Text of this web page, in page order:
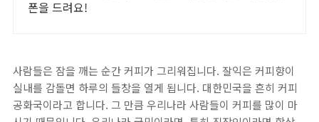
폰을 드려요!
사람들은 잠을 깨는 순간 커피가 그리워집니다. 잘익은 커피향이
실내를 감돌면 하루의 들창을 열게 됩니다. 대한민국을 흔히 커피
공화국이라고 합니다. 그 만큼 우리나라 사람들이 커피를 많이 마